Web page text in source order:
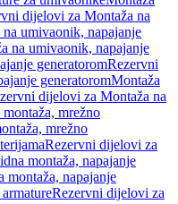
dijelovi za Montaža na
umivaonik, napajanje
na umivaonik, napajanje
generatoromRezervni
generatoromMontaža
dijelovi za Montaža na
mrežno
mrežno
Rezervni dijelovi za
montaža, napajanje
napajanje
Rezervni dijelovi za